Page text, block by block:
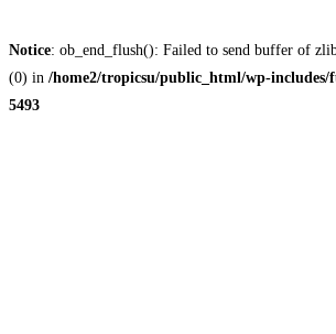
Notice: ob_end_flush(): Failed to send buffer of
(0) in /home2/tropicsu/public_html/wp-includes/
5493